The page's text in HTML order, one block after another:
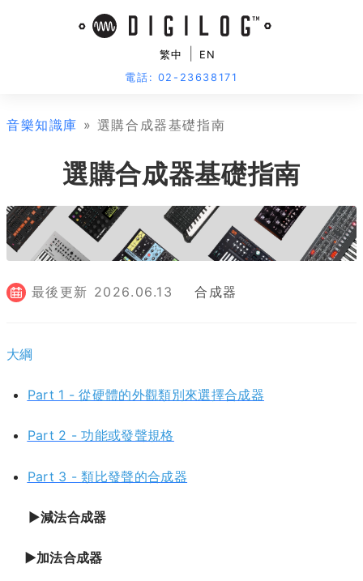
繁中
EN
電話: 02-23638171
音樂知識庫 » 選購合成器基礎指南
選購合成器基礎指南
最後更新 2026.06.13 合成器
大綱
Part 1 -從硬體的外觀類別來選擇合成器
Part 2 -功能或發聲規格
Part 3 -類比發聲的合成器
►減法合成器
►加法合成器